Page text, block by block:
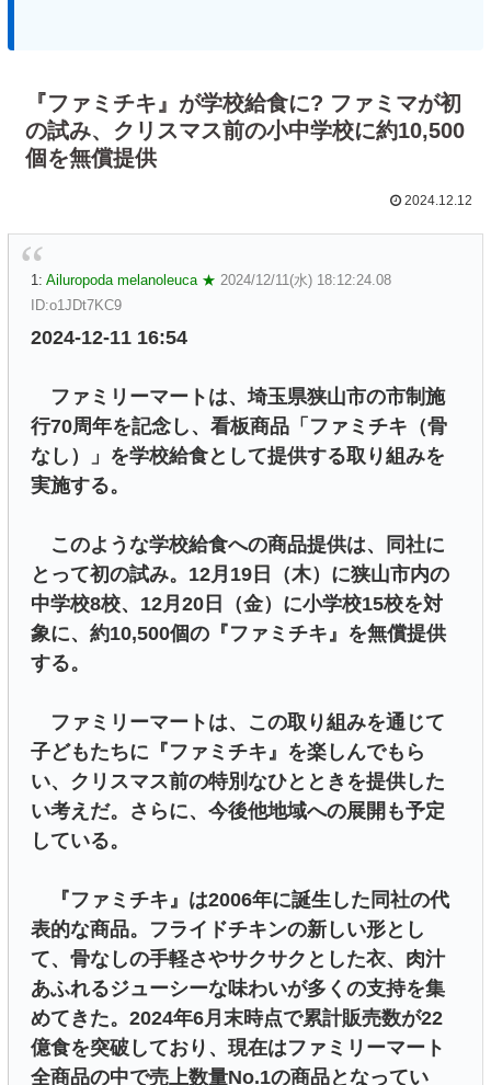
『ファミチキ』が学校給食に? ファミマが初
の試み、クリスマス前の小中学校に約10,500
個を無償提供
2024.12.12
1: Ailuropoda melanoleuca ★ 2024/12/11(水) 18:12:24.08
ID:o1JDt7KC9
2024-12-11 16:54
ファミリーマートは、埼玉県狭山市の市制施
行70周年を記念し、看板商品「ファミチキ（骨
なし）」を学校給食として提供する取り組みを
実施する。
このような学校給食への商品提供は、同社に
とって初の試み。12月19日（木）に狭山市内の
中学校8校、12月20日（金）に小学校15校を対
象に、約10,500個の『ファミチキ』を無償提供
する。
ファミリーマートは、この取り組みを通じて
子どもたちに『ファミチキ』を楽しんでもら
い、クリスマス前の特別なひとときを提供した
い考えだ。さらに、今後他地域への展開も予定
している。
『ファミチキ』は2006年に誕生した同社の代
表的な商品。フライドチキンの新しい形とし
て、骨なしの手軽さやサクサクとした衣、肉汁
あふれるジューシーな味わいが多くの支持を集
めてきた。2024年6月末時点で累計販売数が22
億食を突破しており、現在はファミリーマート
全商品の中で売上数量No.1の商品となってい